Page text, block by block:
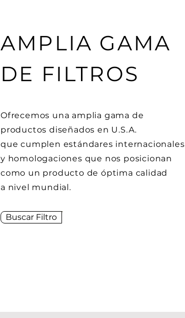
AMPLIA GAMA
DE FILTROS
Ofrecemos una amplia gama de
productos diseñados en U.S.A.
que cumplen estándares internacionales
y homologaciones que nos posicionan
como un producto de óptima calidad
a nivel mundial.
Buscar Filtro